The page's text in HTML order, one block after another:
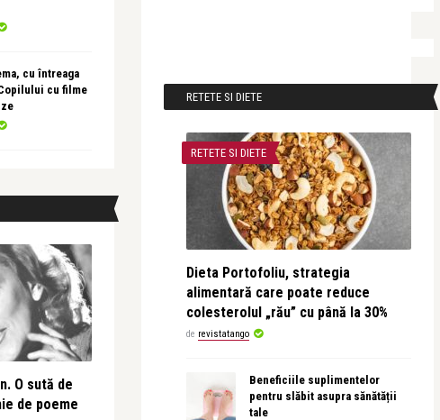
cu întreaga
cu filme
O sută de
de poeme
RETETE SI DIETE
RETETE SI DIETE
Dieta Portofoliu, strategia
alimentară care poate reduce
colesterolul „rău” cu până la 30%
de revistatango
Beneficiile suplimentelor
pentru slăbit asupra sănătății
tale